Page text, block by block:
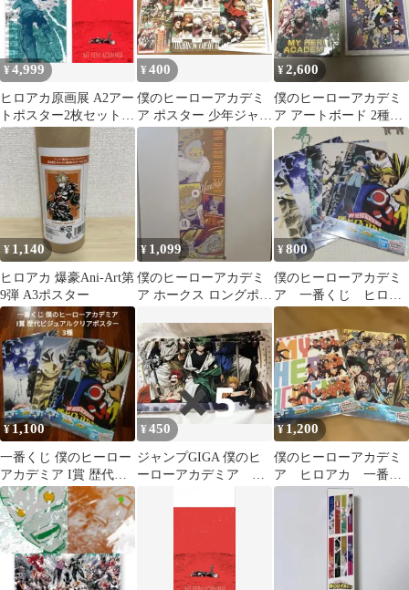
¥4,999
ヒロアカ原画展 A2アー
トポスター2枚セット
【頑張れ】
¥400
僕のヒーローアカデミ
ア ポスター 少年ジャン
プGIGA 2025 AUTUMN
¥2,600
僕のヒーローアカデミ
ア アートボード 2種セ
ット
¥ 1,140
ヒロアカ 爆豪Ani-Art第
9弾 A3ポスター
¥ 1,099
僕のヒーローアカデミ
ア ホークス ロングポス
¥800
僕のヒーローアカデミ
ア 一番くじ ヒロア
カ I賞 クリアポスタ
ー 5枚
¥1,100
一番くじ 僕のヒーロー
アカデミア I賞 歴代ビ
ジュアルクリアポスタ
ー 3種 A3
¥450
ジャンプGIGA 僕のヒ
ーローアカデミア ヒ
ター 5枚
¥1,200
僕のヒーローアカデミ
ア ヒロアカ 一番く
じ I賞 クリアポスタ
ー 文化祭 2期